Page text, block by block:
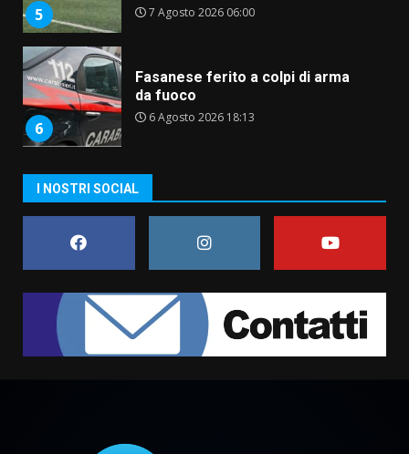
5 7 Agosto 2026 06:00
6
Fasanese ferito a colpi di arma
da fuoco
6 Agosto 2026 18:13
di aperture straordinarie del
Comune di Fasano
6 Agosto 2026 14:16
1
La Banda Città di Fasano apre
ufficialmente la Festa di
Savelletri
8 Agosto 2026 11:00
Santis
I NOSTRI SOCIAL